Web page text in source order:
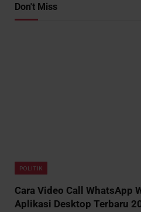
Don't Miss
POLITIK
Cara Video Call WhatsApp
Aplikasi Desktop Terbaru